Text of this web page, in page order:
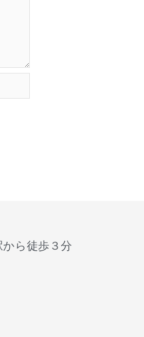
ら徒歩３分